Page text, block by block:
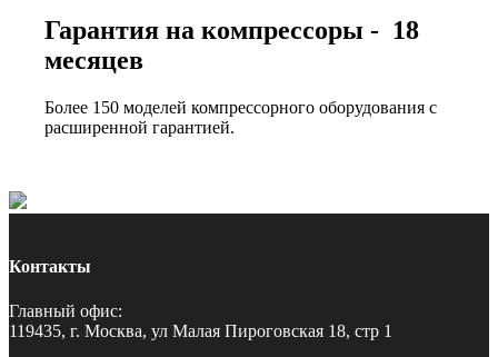
Гарантия на компрессоры - 18
месяцев
Более 150 моделей компрессорного оборудования с
расширенной гарантией.
Контакты
Главный офис:
119435, г. Москва, ул Малая Пироговская 18, стр 1